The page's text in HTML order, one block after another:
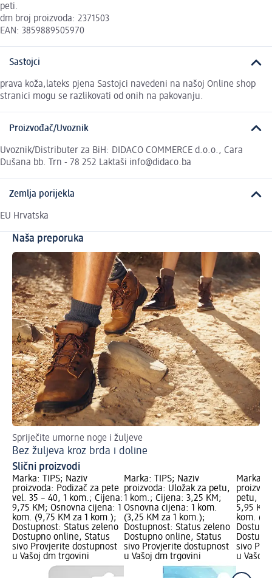
peti.
dm broj proizvoda: 2371503
EAN: 3859889505970
Sastojci
prava koža,lateks pjena Sastojci navedeni na našoj Online shop
stranici mogu se razlikovati od onih na pakovanju.
Proizvođač/Uvoznik
Uvoznik/Distributer za BiH: DIDACO COMMERCE d.o.o., Cara
Dušana bb. Trn - 78 252 Laktaši info@didaco.ba
Zemlja porijekla
EU Hrvatska
Naša preporuka
Spriječite umorne noge i žuljeve
Bez žuljeva kroz brda i doline
Slični proizvodi
Marka: TIPS; Naziv
proizvoda: Podizač za pete
vel. 35 – 40, 1 kom.; Cijena:
9,75 KM; Osnovna cijena: 1
kom. (9,75 KM za 1 kom.);
Dostupnost: Status zeleno
Dostupno online, Status
sivo Provjerite dostupnost
u Vašoj dm trgovini
Marka: TIPS; Naziv
proizvoda: Uložak za petu,
1 kom.; Cijena: 3,25 KM;
Osnovna cijena: 1 kom.
(3,25 KM za 1 kom.);
Dostupnost: Status zeleno
Dostupno online, Status
sivo Provjerite dostupnost
u Vašoj dm trgovini
Marka:
petu, 1
5,95
kom.
sivo
u Vašoj